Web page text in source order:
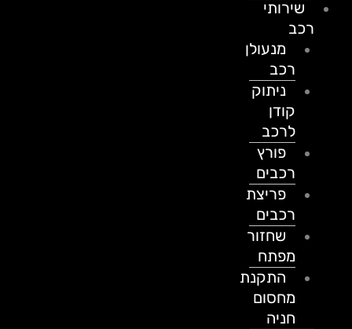
שירותי
מנעולן
ניתוק
לרכב
פורץ
רכבים
פריצת
רכבים
שחזור
מפתח
התקנת
מחסום
חניה